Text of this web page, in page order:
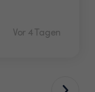
Vor 4 Tagen